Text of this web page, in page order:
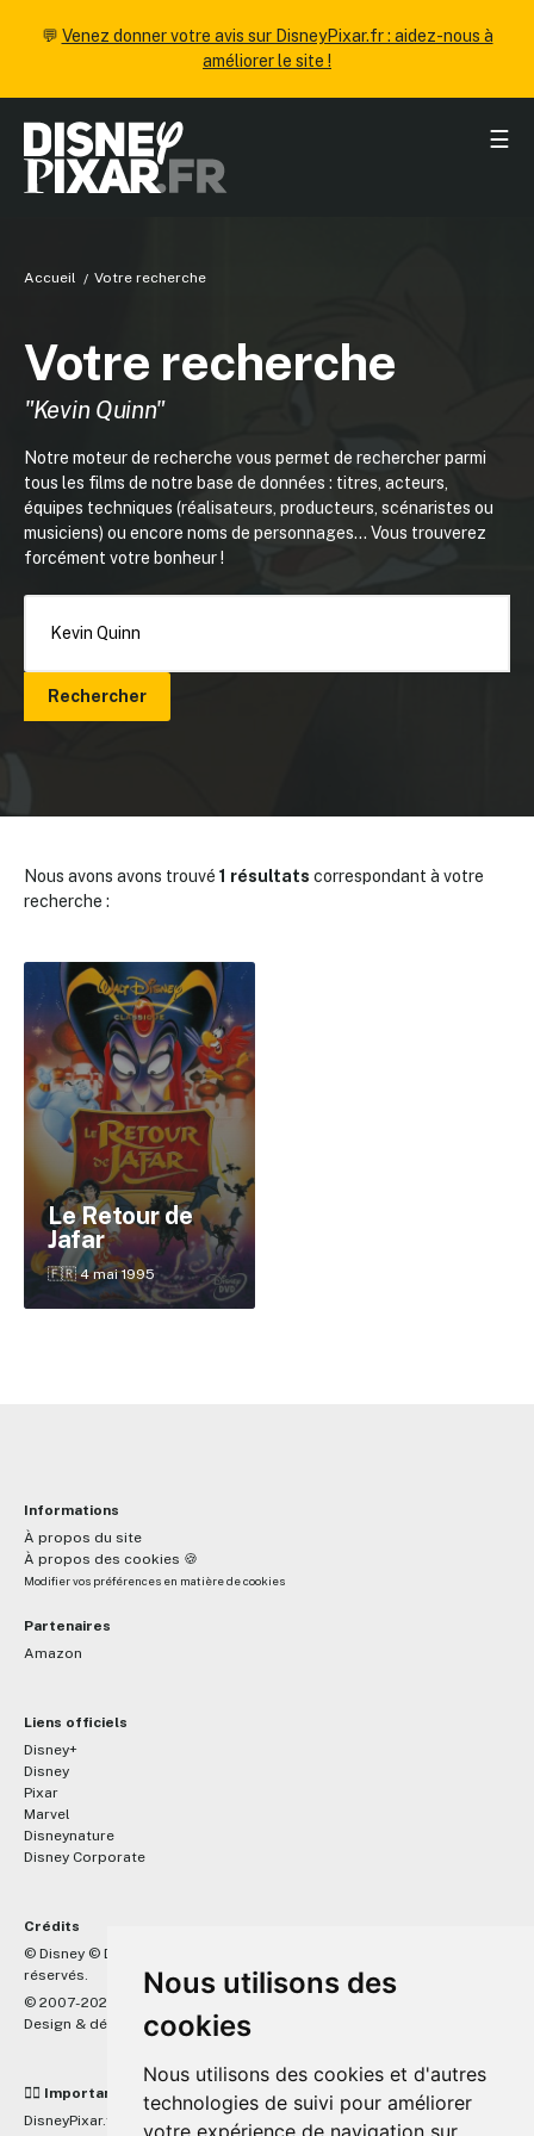
Nous utilisons des
cookies
Nous utilisons des cookies et d'autres
technologies de suivi pour améliorer
votre expérience de navigation sur
💬 Venez donner votre avis sur DisneyPixar.fr : aidez-nous à
améliorer le site !
☰
Accueil Votre recherche
Votre recherche
"Kevin Quinn"
Notre moteur de recherche vous permet de rechercher parmi
tous les films de notre base de données : titres, acteurs,
équipes techniques (réalisateurs, producteurs, scénaristes ou
musiciens) ou encore noms de personnages... Vous trouverez
forcément votre bonheur !
Rechercher
Nous avons avons trouvé 1 résultats correspondant à votre
recherche :
Le Retour de
Jafar
🇫🇷 4 mai 1995
Informations
À propos du site
À propos des cookies 🍪
Modifier vos préférences en matière de cookies
Partenaires
Amazon
Liens officiels
Disney+
Disney
Pixar
Marvel
Disneynature
Disney Corporate
Crédits
© Disney © Disney/Pixar © &
réservés.
© 2007-2026 DisneyPixar.fr
Design & développement :MonsieurPaul
☝🏼 Important
DisneyPixar.fr est un site indépendant et n'est en aucun cas lié de
✕